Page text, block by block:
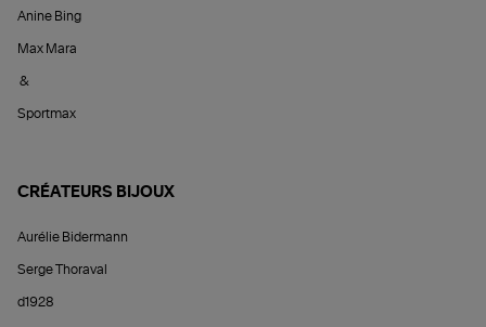
Anine Bing
Max Mara
&
Sportmax
CRÉATEURS BIJOUX
Aurélie Bidermann
Serge Thoraval
d1928